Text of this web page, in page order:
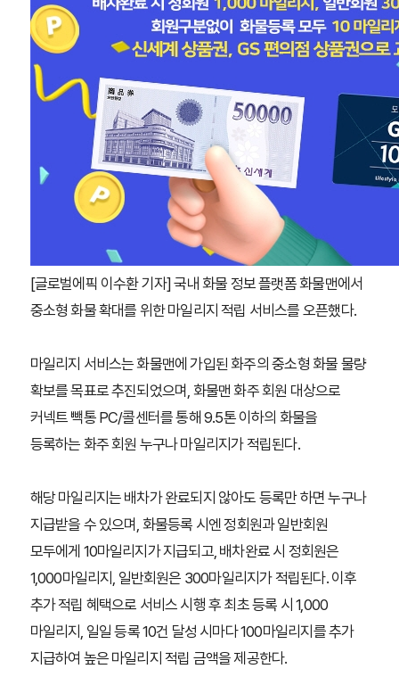
[글로벌에픽 이수환 기자] 국내 화물 정보 플랫폼 화물맨에서
중소형 화물 확대를 위한 마일리지 적립 서비스를 오픈했다.
마일리지 서비스는 화물맨에 가입된 화주의 중소형 화물 물량
확보를 목표로 추진되었으며, 화물맨 화주 회원 대상으로
커넥트 빽통 PC/콜센터를 통해 9.5톤 이하의 화물을
등록하는 화주 회원 누구나 마일리지가 적립된다.
해당 마일리지는 배차가 완료되지 않아도 등록만 하면 누구나
지급받을 수 있으며, 화물등록 시엔 정회원과 일반회원
모두에게 10마일리지가 지급되고, 배차완료 시 정회원은
1,000마일리지, 일반회원은 300마일리지가 적립된다. 이후
추가 적립 혜택으로 서비스 시행 후 최초 등록 시 1,000
마일리지, 일일 등록 10건 달성 시마다 100마일리지를 추가
지급하여 높은 마일리지 적립 금액을 제공한다.